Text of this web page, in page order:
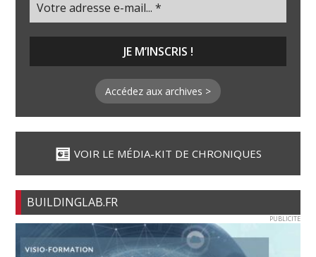
Accédez aux archives >
VOIR LE MÉDIA-KIT DE CHRONIQUES
BUILDINGLAB.FR
PUBLICITE